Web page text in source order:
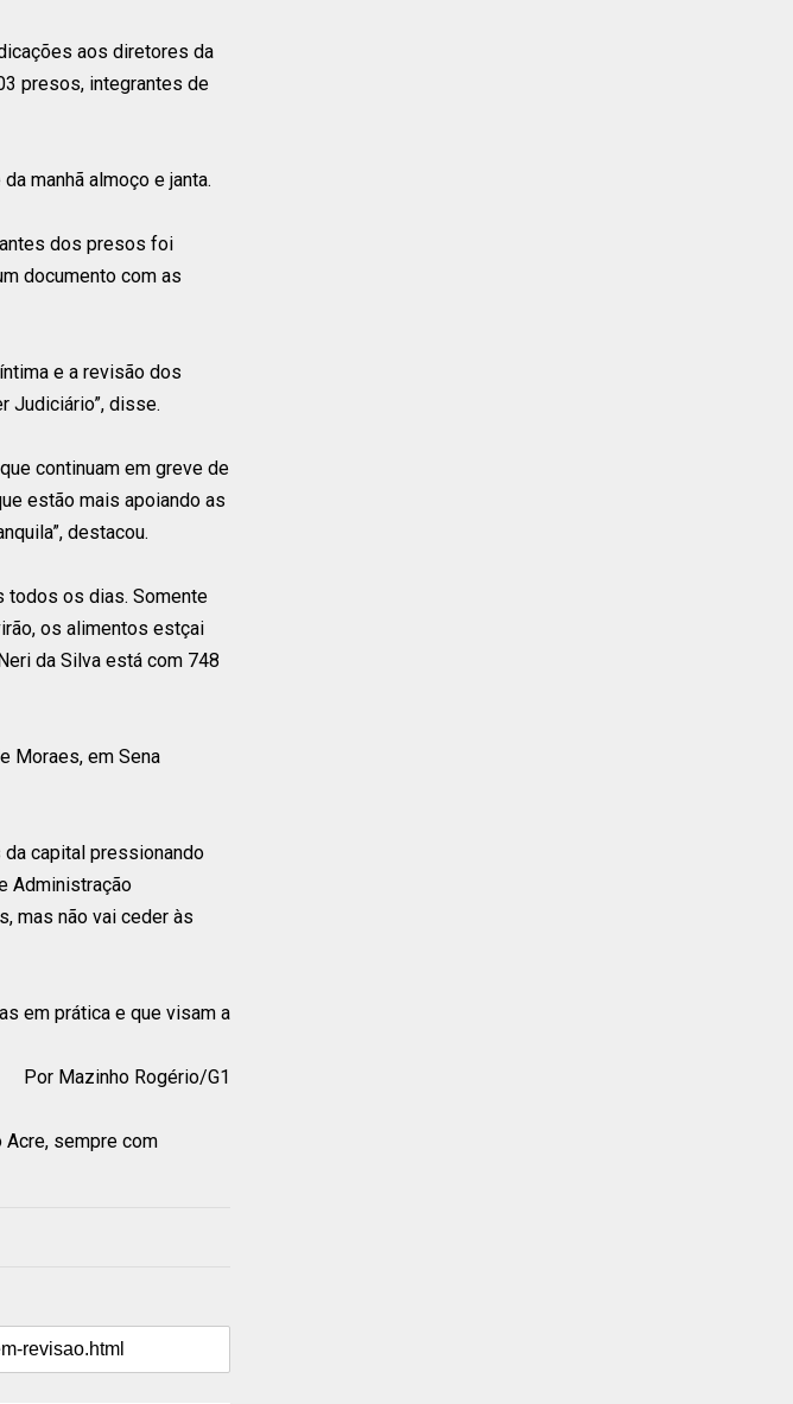
aos diretores da
presos, integrantes de
manhã almoço e janta.
dos presos foi
documento com as
e a revisão dos
Judiciário”, disse.
continuam em greve de
estão mais apoiando as
destacou.
todos os dias. Somente
os alimentos estçai
da Silva está com 748
Moraes, em Sena
da capital pressionando
Administração
mas não vai ceder às
em prática e que visam a
Por Mazinho Rogério/G1
sempre com